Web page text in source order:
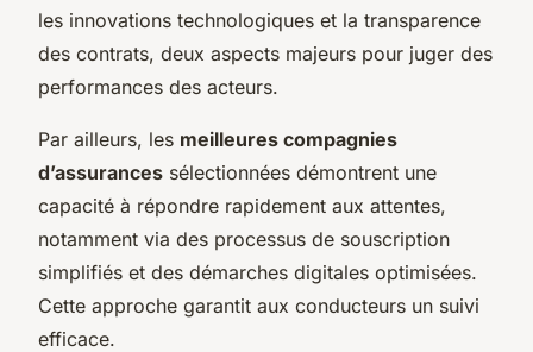
les innovations technologiques et la transparence
des contrats, deux aspects majeurs pour juger des
performances des acteurs.
Par ailleurs, les meilleures compagnies
d’assurances sélectionnées démontrent une
capacité à répondre rapidement aux attentes,
notamment via des processus de souscription
simplifiés et des démarches digitales optimisées.
Cette approche garantit aux conducteurs un suivi
efficace.